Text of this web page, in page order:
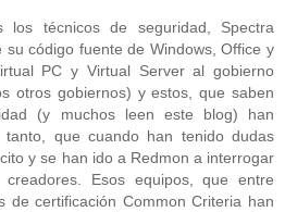
los técnicos de seguridad, Spectra
su código fuente de Windows, Office y
PC y Virtual Server al gobierno
otros gobiernos) y estos, que saben
(y muchos leen este blog) han
tanto, que cuando han tenido dudas
y se han ido a Redmon a interrogar
Esos equipos, que entre
de certificación Common Criteria han